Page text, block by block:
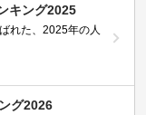
キング2025
れた、2025年の人
グ2026